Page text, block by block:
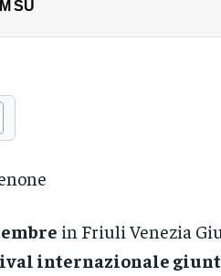
SU
in Friuli Venezia
internazionale